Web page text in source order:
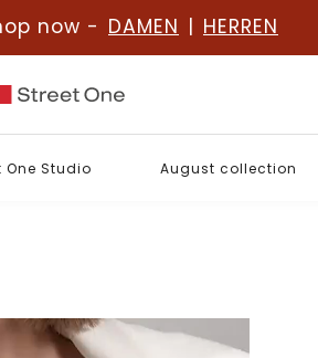
now - DAMEN | HERREN
One Studio August collection